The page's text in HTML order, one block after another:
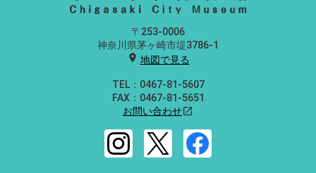
〒253-0006
神奈川県茅ヶ崎市堤3786-1
location_on 地図で見る
TEL：0467-81-5607
FAX：0467-81-5651
お問い合わせopen_in_new